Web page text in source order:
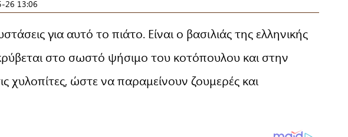
26 13:06
για αυτό το πιάτο. Είναι ο βασιλιάς της ελληνικής
στο σωστό ψήσιμο του κοτόπουλου και στην
χυλοπίτες, ώστε να παραμείνουν ζουμερές και